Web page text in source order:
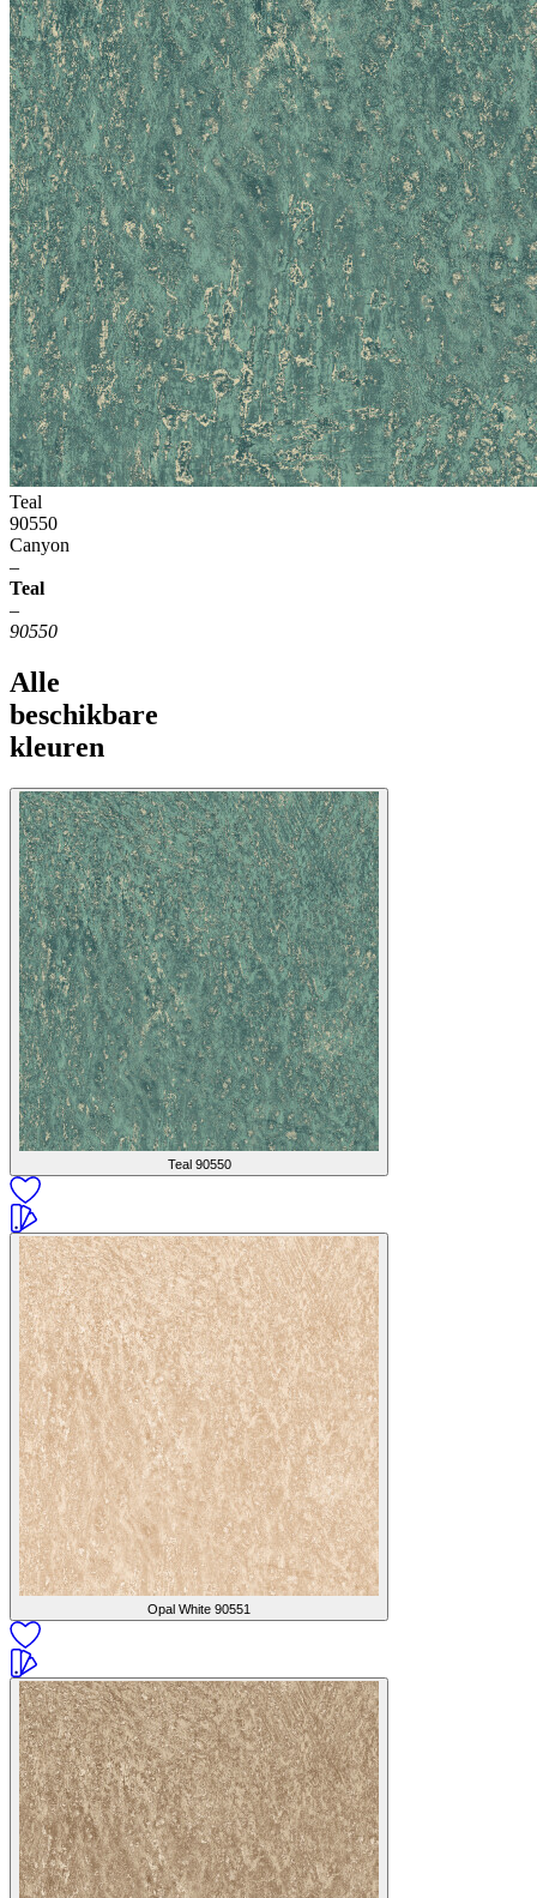
Teal
90550
Canyon
–
Teal
–
90550
Alle
beschikbare
kleuren
Teal 90550
Opal White 90551